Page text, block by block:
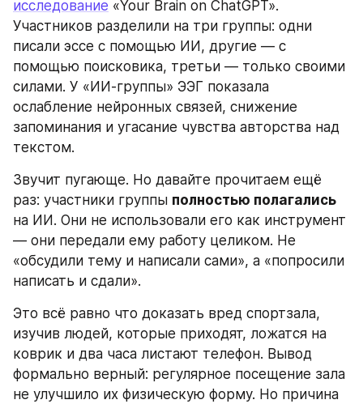
исследование «Your Brain on ChatGPT».
Участников разделили на три группы: одни
писали эссе с помощью ИИ, другие — с
помощью поисковика, третьи — только своими
силами. У «ИИ-группы» ЭЭГ показала
ослабление нейронных связей, снижение
запоминания и угасание чувства авторства над
текстом.
Звучит пугающе. Но давайте прочитаем ещё
раз: участники группы полностью полагались
на ИИ. Они не использовали его как инструмент
— они передали ему работу целиком. Не
«обсудили тему и написали сами», а «попросили
написать и сдали».
Это всё равно что доказать вред спортзала,
изучив людей, которые приходят, ложатся на
коврик и два часа листают телефон. Вывод
формально верный: регулярное посещение зала
не улучшило их физическую форму. Но причина